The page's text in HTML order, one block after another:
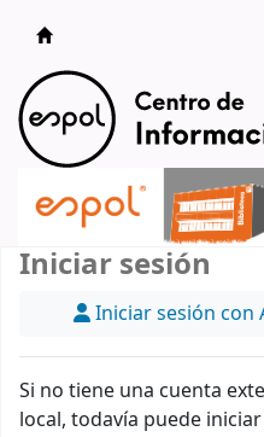
Catálogo en línea
Iniciar sesión
Iniciar sesión con
Si no tiene una cuenta
local, todavía puede